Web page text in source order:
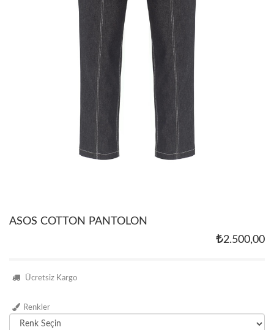
ASOS COTTON PANTOLON
2.500,00
Ücretsiz Kargo
Renkler